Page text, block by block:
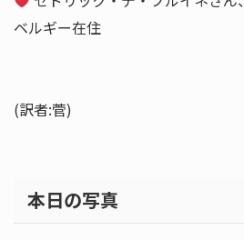
ベルギー在住
(訳者:菅)
本日の写真